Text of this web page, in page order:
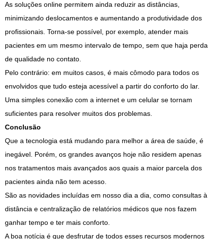
As soluções online permitem ainda reduzir as distâncias,
minimizando deslocamentos e aumentando a produtividade dos
profissionais. Torna-se possível, por exemplo, atender mais
pacientes em um mesmo intervalo de tempo, sem que haja perda
de qualidade no contato.
Pelo contrário: em muitos casos, é mais cômodo para todos os
envolvidos que tudo esteja acessível a partir do conforto do lar.
Uma simples conexão com a internet e um celular se tornam
suficientes para resolver muitos dos problemas.
Conclusão
Que a tecnologia está mudando para melhor a área de saúde, é
inegável. Porém, os grandes avanços hoje não residem apenas
nos tratamentos mais avançados aos quais a maior parcela dos
pacientes ainda não tem acesso.
São as novidades incluídas em nosso dia a dia, como consultas à
distância e centralização de relatórios médicos que nos fazem
ganhar tempo e ter mais conforto.
A boa notícia é que desfrutar de todos esses recursos modernos